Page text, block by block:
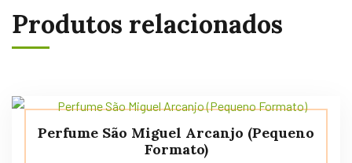
Produtos relacionados
Perfume São Miguel Arcanjo (Pequeno
Formato)